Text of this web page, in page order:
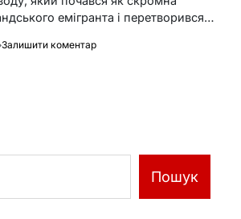
емігранта і перетворився…
Залишити коментардо
Пошук